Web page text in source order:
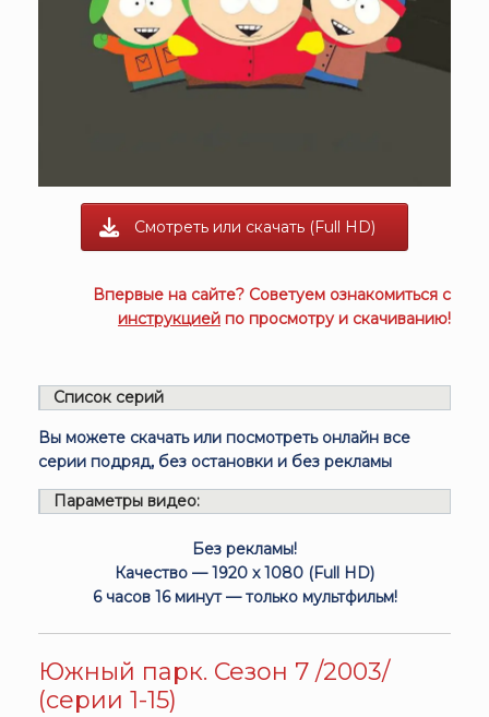
Смотреть или скачать (Full HD)
Впервые на сайте? Советуем ознакомиться с
инструкцией по просмотру и скачиванию!
Список серий
Вы можете скачать или посмотреть онлайн все
серии подряд, без остановки и без рекламы
Параметры видео:
Без рекламы!
Качество — 1920 x 1080 (Full HD)
6 часов 16 минут — только мультфильм!
Южный парк. Сезон 7 /2003/
(серии 1-15)